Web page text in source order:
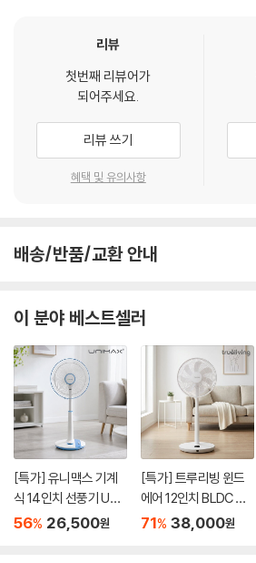
리뷰
첫번째 리뷰어가
되어주세요.
리뷰 쓰기
혜택 및 유의사항
배송/반품/교환 안내
이 분야 베스트셀러
[특가] 유니맥스 기계
식 14인치 선풍기 UMF
-8483KN
56% 26,500원
[특가] 트루리빙 윈드
에어 12인치 BLDC 선
풍기 TLF-F1201
71% 38,000원